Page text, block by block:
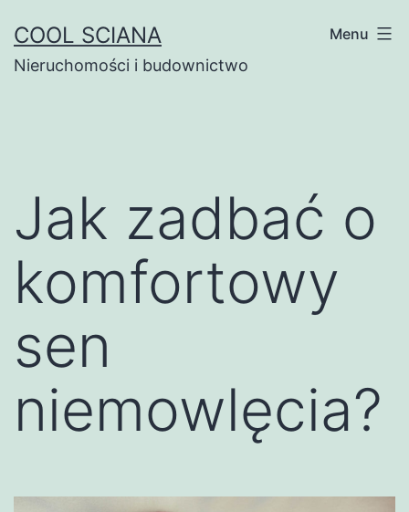
do
treści
COOL SCIANA
Nieruchomości i budownictwo
Menu
Jak zadbać o
komfortowy
sen
niemowlęcia?